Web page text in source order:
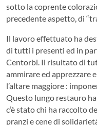
sotto la coprente
precedente aspetto, di
Il lavoro effettuato ha
di tutti i presenti ed in
Centorbi. Il risultato di
ammirare ed apprezzare
l’altare maggiore :
Questo lungo restauro
c’è stato chi ha raccolto
pranzi e cene di